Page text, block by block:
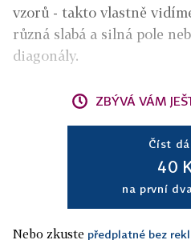
vzorů - takto vlastně
různá slabá a silná pole
diagonály.
ZBÝVÁ VÁM
Číst
40
na první
Nebo zkuste předplatné bez